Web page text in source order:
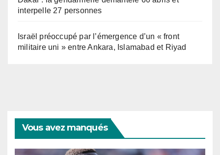
interpelle 27 personnes
Israël préoccupé par l’émergence d’un « front
militaire uni » entre Ankara, Islamabad et Riyad
Vous avez manqués